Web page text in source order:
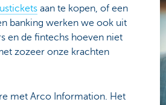
aan te kopen, of een
banking werken we ook uit
en de fintechs hoeven niet
zozeer onze krachten
met Arco Information. Het